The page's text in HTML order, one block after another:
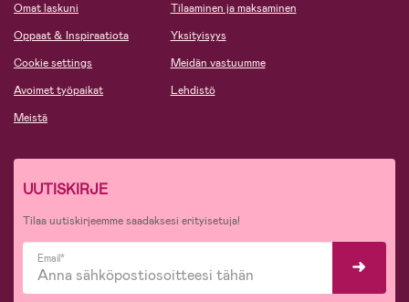
Omat laskuni
Oppaat & Inspiraatiota
Cookie settings
Avoimet työpaikat
Meistä
Tilaaminen ja maksaminen
Yksityisyys
Meidän vastuumme
Lehdistö
UUTISKIRJE
Tilaa uutiskirjeemme saadaksesi erityisetuja!
Email*